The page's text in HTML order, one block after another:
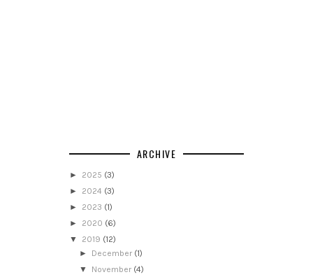
ARCHIVE
► 2025 (3)
► 2024 (3)
► 2023 (1)
► 2020 (6)
▼ 2019 (12)
► December (1)
▼ November (4)